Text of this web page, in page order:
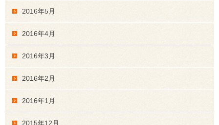
2016年5月
2016年4月
2016年3月
2016年2月
2016年1月
2015年12月